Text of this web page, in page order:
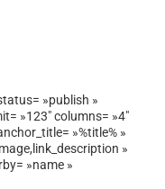
»publish »
»123″ columns= »4″
»%title% »
»
»name »